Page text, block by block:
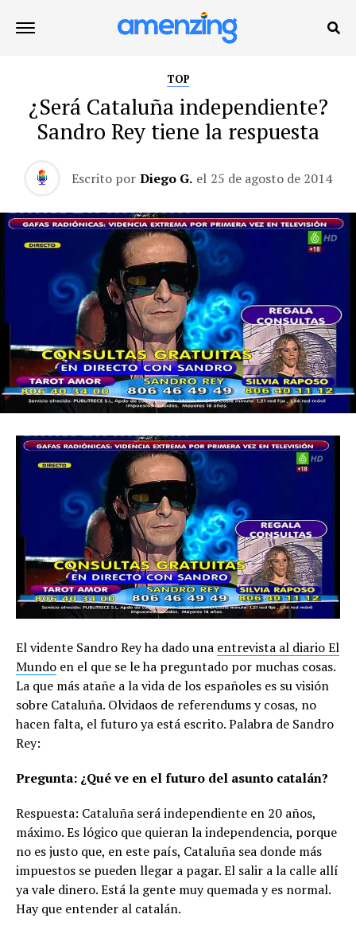
TOP
¿Será Cataluña independiente?
Sandro Rey tiene la respuesta
Escrito por Diego G. el 25 de agosto de 2014
El vidente Sandro Rey ha dado una entrevista al diario El
Mundo en el que se le ha preguntado por muchas cosas.
La que más atañe a la vida de los españoles es su visión
sobre Cataluña. Olvidaos de referendums y cosas, no
hacen falta, el futuro ya está escrito. Palabra de Sandro
Rey:
Pregunta: ¿Qué ve en el futuro del asunto catalán?
Respuesta: Cataluña será independiente en 20 años,
máximo. Es lógico que quieran la independencia, porque
no es justo que, en este país, Cataluña sea donde más
impuestos se pueden llegar a pagar. El salir a la calle allí
ya vale dinero. Está la gente muy quemada y es normal.
Hay que entender al catalán.